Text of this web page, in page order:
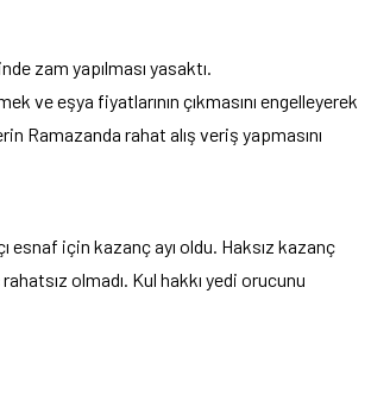
zam yapılması yasaktı.
ve eşya fiyatlarının çıkmasını engelleyerek
Ramazanda rahat alış veriş yapmasını
esnaf için kazanç ayı oldu. Haksız kazanç
olmadı. Kul hakkı yedi orucunu